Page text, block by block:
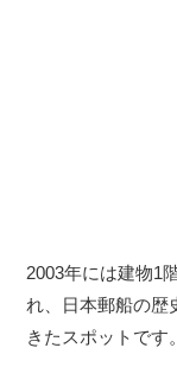
2003年には建物1
れ、日本郵船の歴
きたスポットです。